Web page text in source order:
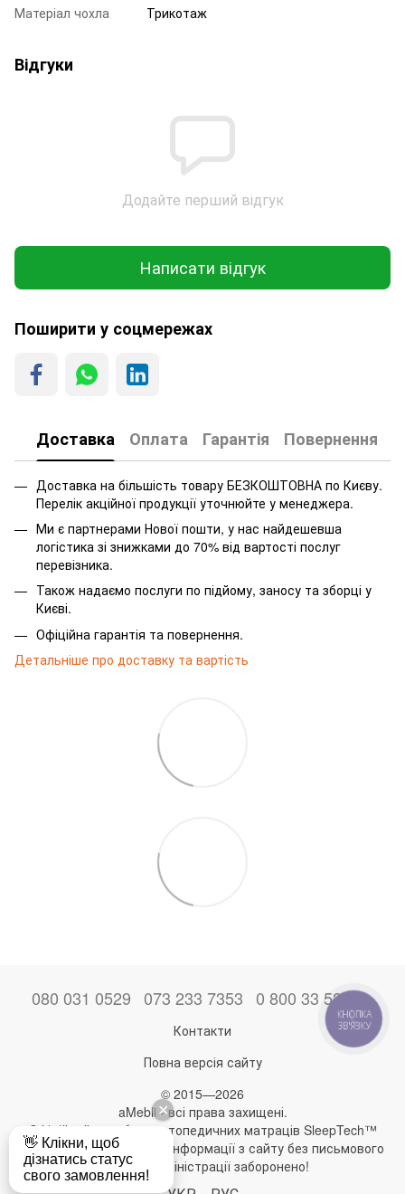
Матеріал чохла
Трикотаж
Відгуки
Додайте перший відгук
Написати відгук
Поширити у соцмережах
Доставка Оплата Гарантія Повернення
Доставка на більшість товару БЕЗКОШТОВНА по Києву.
Перелік акційної продукції уточнюйте у менеджера.
Ми є партнерами Нової пошти, у нас найдешевша
логістика зі знижками до 70% від вартості послуг
перевізника.
Також надаємо послуги по підйому, заносу та зборці у
Києві.
Офіційна гарантія та повернення.
Детальніше про доставку та вартість
080 031 0529 073 233 7353 0 800 33 52 06
Контакти
Повна версія сайту
© 2015—2026
aMebli - всі права захищені.
Офіційний виробник ортопедичних матраців SleepTech™
Будь-яке використання інформації з сайту без письмового
дозволу адміністрації заборонено!
КНОПКА
ЗВ'ЯЗКУ